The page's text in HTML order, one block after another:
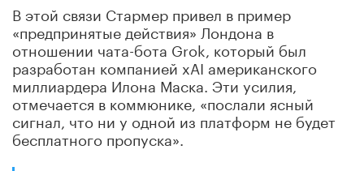
В этой связи Стармер привел в пример
«предпринятые действия» Лондона в
отношении чата-бота Grok, который был
разработан компанией xAI американского
миллиардера Илона Маска. Эти усилия,
отмечается в коммюнике, «послали ясный
сигнал, что ни у одной из платформ не будет
бесплатного пропуска».